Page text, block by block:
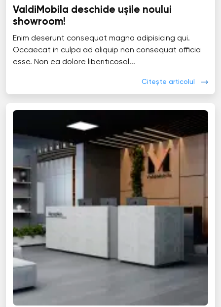
ValdiMobila deschide ușile noului
showroom!
Enim deserunt consequat magna adipisicing qui.
Occaecat in culpa ad aliquip non consequat officia
esse. Non ea dolore liberiticosal...
Citește articolul